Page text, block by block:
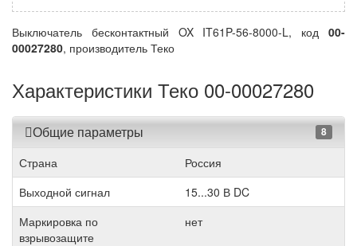
Выключатель бесконтактный OX IT61P-56-8000-L, код 00-
00027280, производитель Теко
Характеристики Теко 00-00027280
Общие параметры 8
Страна
Россия
Выходной сигнал
15...30 В DC
Маркировка по
взрывозащите
нет